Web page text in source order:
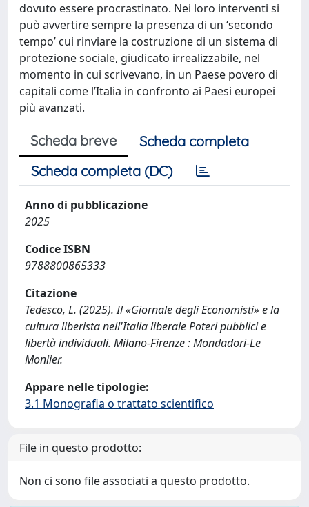
dovuto essere procrastinato. Nei loro interventi si
può avvertire sempre la presenza di un ‘secondo
tempo’ cui rinviare la costruzione di un sistema di
protezione sociale, giudicato irrealizzabile, nel
momento in cui scrivevano, in un Paese povero di
capitali come l’Italia in confronto ai Paesi europei
più avanzati.
Scheda breve
Scheda completa
Scheda completa (DC)
Anno di pubblicazione
2025
Codice ISBN
9788800865333
Citazione
Tedesco, L. (2025). Il «Giornale degli Economisti» e la
cultura liberista nell'Italia liberale Poteri pubblici e
libertà individuali. Milano-Firenze : Mondadori-Le
Moniier.
Appare nelle tipologie:
3.1 Monografia o trattato scientifico
File in questo prodotto:
Non ci sono file associati a questo prodotto.